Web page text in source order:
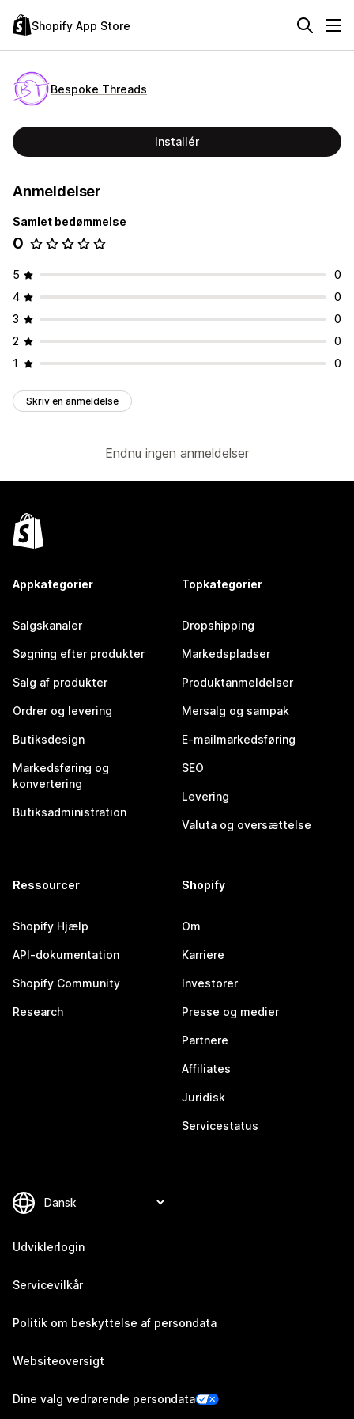
Shopify App Store
Bespoke Threads
Installér
Anmeldelser
Samlet bedømmelse
0
5
0
4
0
3
0
2
0
1
0
Skriv en anmeldelse
Endnu ingen anmeldelser
Appkategorier
Salgskanaler
Søgning efter produkter
Salg af produkter
Ordrer og levering
Butiksdesign
Markedsføring og
konvertering
Butiksadministration
Topkategorier
Dropshipping
Markedspladser
Produktanmeldelser
Mersalg og sampak
E-mailmarkedsføring
SEO
Levering
Valuta og oversættelse
Ressourcer
Shopify Hjælp
API-dokumentation
Shopify Community
Research
Shopify
Om
Karriere
Investorer
Presse og medier
Partnere
Affiliates
Juridisk
Servicestatus
Udviklerlogin
Servicevilkår
Politik om beskyttelse af persondata
Websiteoversigt
Dine valg vedrørende persondata